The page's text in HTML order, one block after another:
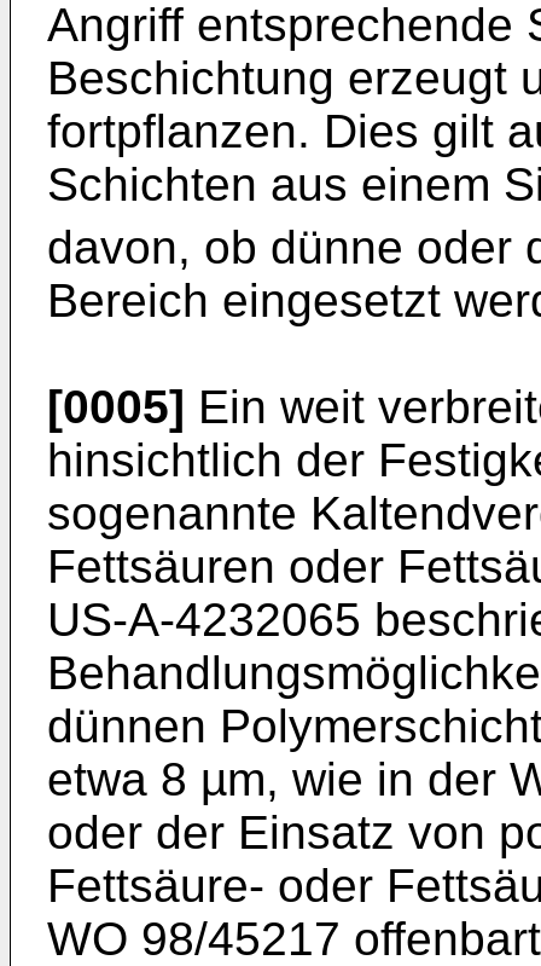
Angriff entsprechende
Beschichtung erzeugt
fortpflanzen. Dies gilt
Schichten aus einem
davon, ob dünne oder
Bereich eingesetzt
[0005] Ein weit
hinsichtlich der
sogenannte
Fettsäuren oder
US-A-4232065
dünnen
etwa 8 µm, wie in der
oder der Einsatz von
Fettsäure- oder
WO 98/45217